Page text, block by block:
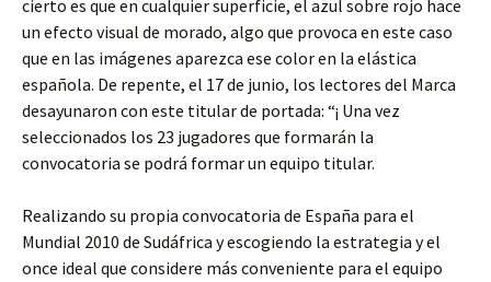
cierto es que en cualquier superficie, el azul sobre rojo hace
un efecto visual de morado, algo que provoca en este caso
que en las imágenes aparezca ese color en la elástica
española. De repente, el 17 de junio, los lectores del Marca
desayunaron con este titular de portada: “¡ Una vez
seleccionados los 23 jugadores que formarán la
convocatoria se podrá formar un equipo titular.
Realizando su propia convocatoria de España para el
Mundial 2010 de Sudáfrica y escogiendo la estrategia y el
once ideal que considere más conveniente para el equipo